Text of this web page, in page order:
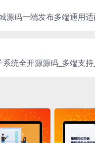
源码一端发布多端通用适
统全开源源码_多端支